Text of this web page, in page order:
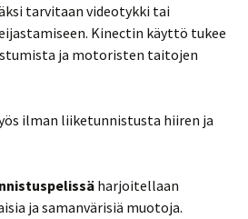
tarvitaan videotykki tai
Kinectin käyttö tukee
ja motoristen taitojen
ilman liiketunnistusta hiiren ja
harjoitellaan
ja samanvärisiä muotoja.